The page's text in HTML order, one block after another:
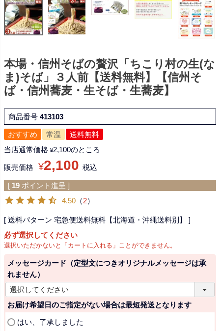
本場・信州そばの贅沢「ちこり村の生(な
ま)そば」３人前【送料無料】【信州そ
ば・信州蕎麦・生そば・生蕎麦】
商品番号 413103
おすすめ 常温
送料無料
当店通常価格 ¥2,100のところ
販売価格 ¥2,100 税込
[ 19 ポイント進呈 ]
4.50 （2）
送料パターン 宅急便送料無料【北海道・沖縄送料別】
必ず選択してください
選択いただかないと「カートに入れる」ことができません。
メッセージカード（定型文につきオリジナルメッセージは承
れません）
必
須
)
お届け希望日のご指定がない場合は最短発送となります
はい、了承しました